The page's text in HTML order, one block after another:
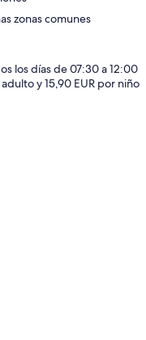
zonas comunes
los días de 07:30 a 12:00
y 15,90 EUR por niño